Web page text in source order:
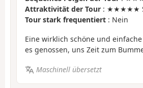
Attraktivität der Tour : ★★★★★
Tour stark frequentiert : Nein
Eine wirklich schöne und
es genossen, uns Zeit zum
Maschinell übersetzt